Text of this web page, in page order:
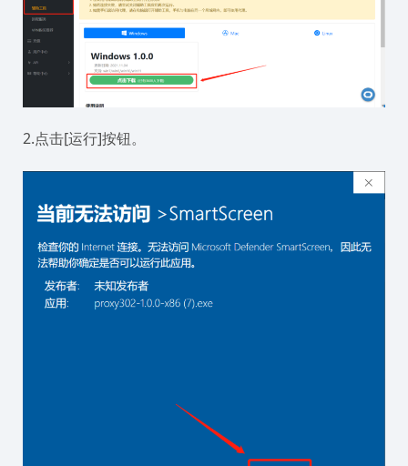
2.点击[运行]按钮。